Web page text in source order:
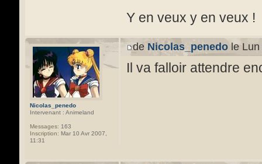
Y en veux y en veux !
Nicolas_penedo
Intervenant : Animeland
Messages: 163
Inscription: Mar 10 Avr 2007,
11:31
de Nicolas_penedo le
Il va falloir attendre